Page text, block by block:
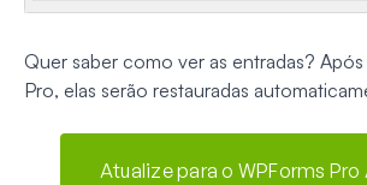
Quer saber como ver as entradas? Após
Pro, elas serão restauradas
Atualize para o WPForms Pro